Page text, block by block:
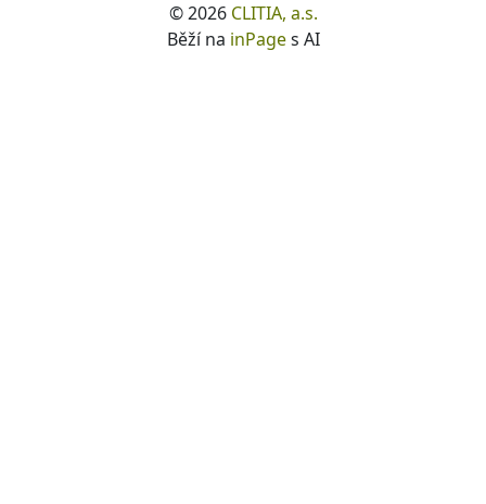
© 2026 CLITIA, a.s.
Běží na inPages AI